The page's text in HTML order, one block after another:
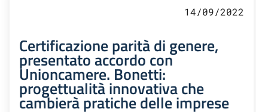
14/09/2022
Certificazione parità di genere,
presentato accordo con
Unioncamere. Bonetti:
progettualità innovativa che
cambierà pratiche delle imprese